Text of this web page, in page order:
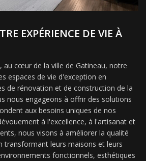
EXPÉRIENCE DE VIE À
au cœur de la ville de Gatineau, notre
espaces de vie d'exception en
de rénovation et de construction de la
nous engageons à offrir des solutions
aux besoins uniques de nos
à l'excellence, à l'artisanat et
nous visons à améliorer la qualité
transformant leurs maisons et leurs
fonctionnels, esthétiques